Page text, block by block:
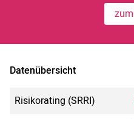
Datenübersicht
Risikorating (SRRI)